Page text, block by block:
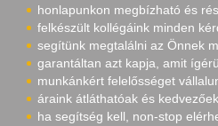
honlapunkon megbízható és
felkészült kollégáink minden
segítünk megtalálni az Önnek
garantáltan azt kapja, amit
munkánkért felelősséget
áraink átláthatóak és kedvezőek
ha segítség kell, non-stop